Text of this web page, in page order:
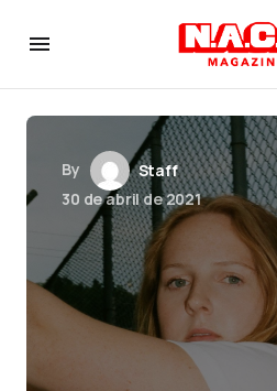
By
Staff
30 de abril de 2021